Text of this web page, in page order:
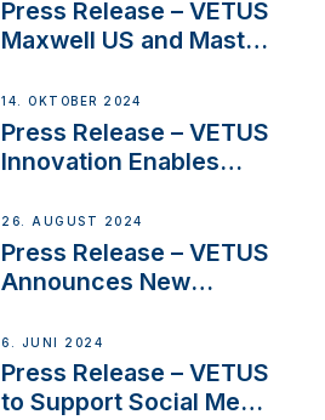
Düsseldorf 2025
Press Release – VETUS
Maxwell US and Mastry
Thruster Installation
Program
14. OKTOBER 2024
Press Release – VETUS
Innovation Enables
Set Sail for Exclusive
America’s Cup Role
26. AUGUST 2024
Press Release – VETUS
Announces New
Acclaimed Sailing
YouTubers SV Delos
6. JUNI 2024
Press Release – VETUS
to Support Social Media